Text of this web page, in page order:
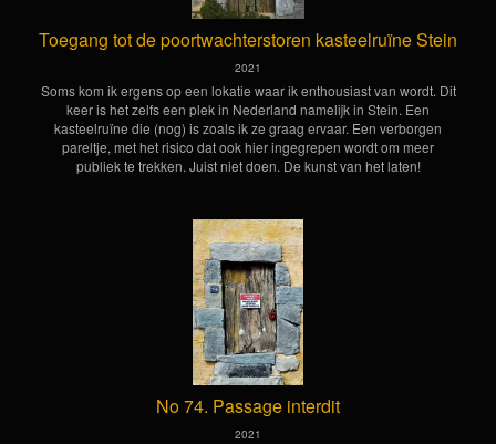
Toegang tot de poortwachterstoren kasteelruïne Stein
2021
Soms kom ik ergens op een lokatie waar ik enthousiast van wordt. Dit
keer is het zelfs een plek in Nederland namelijk in Stein. Een
kasteelruïne die (nog) is zoals ik ze graag ervaar. Een verborgen
pareltje, met het risico dat ook hier ingegrepen wordt om meer
publiek te trekken. Juist niet doen. De kunst van het laten!
No 74. Passage interdit
2021